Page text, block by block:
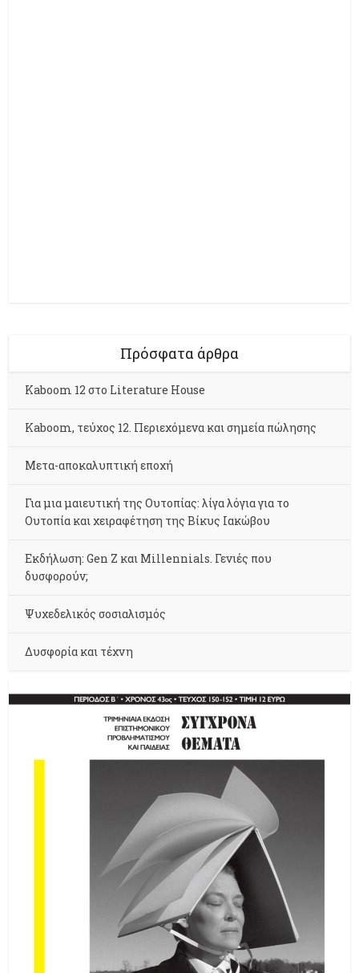
Πρόσφατα άρθρα
Kaboom 12 στο Literature House
Kaboom, τεύχος 12. Περιεχόμενα και σημεία πώλησης
Μετα-αποκαλυπτική εποχή
Για μια μαιευτική της Ουτοπίας: λίγα λόγια για το
Ουτοπία και χειραφέτηση της Βίκυς Ιακώβου
Εκδήλωση: Gen Z και Millennials. Γενιές που
δυσφορούν;
Ψυχεδελικός σοσιαλισμός
Δυσφορία και τέχνη